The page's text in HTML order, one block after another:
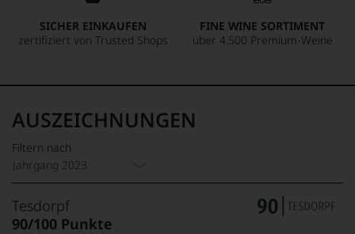
SICHER EINKAUFEN
zertifiziert von Trusted Shops
FINE WINE SORTIMENT
über 4.500 Premium-Weine
AUSZEICHNUNGEN
Filtern nach
Jahrgang 2023
Tesdorpf
90/100 Punkte